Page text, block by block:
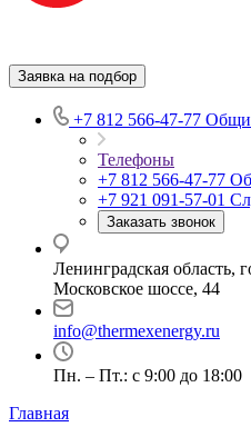
Заявка на подбор
+7 812 566-47-77
Телефоны
+7 812 566-47-77
+7 921 091-57-01
Заказать звонок
Ленинградская область,
Московское шоссе, 44
info@thermexenergy.ru
Пн. – Пт.: с 9:00 до 18:00
Главная